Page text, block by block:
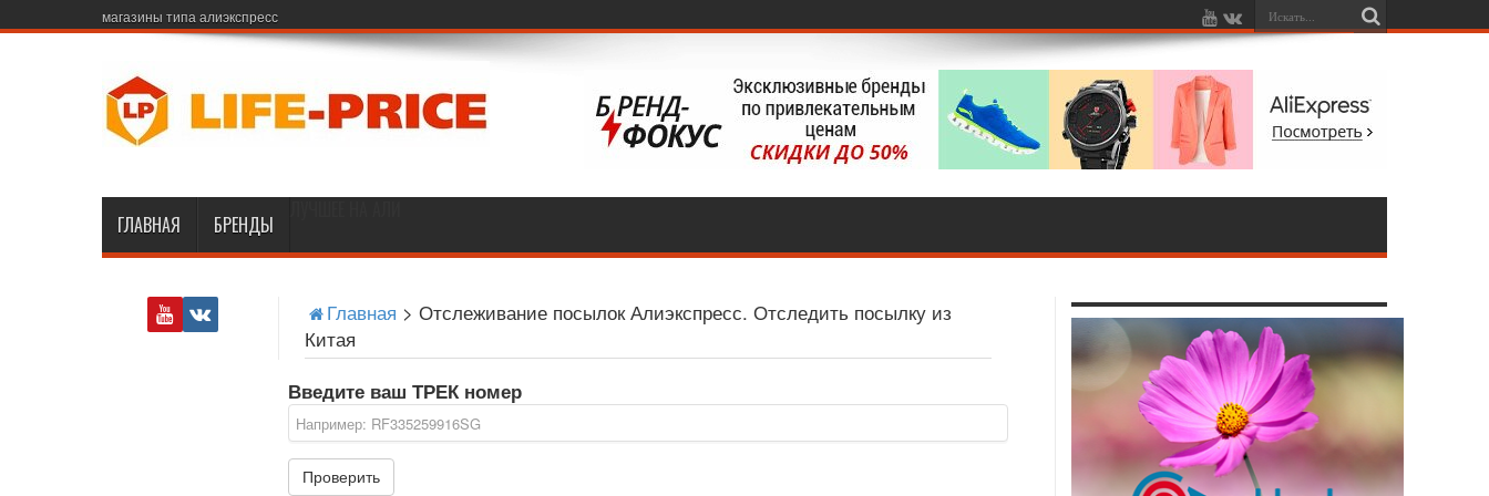
магазины типа алиэкспресс
ГЛАВНАЯ БРЕНДЫ
Главная > Отслеживание посылок Алиэкспресс. Отследить посылку из
Китая
Введите ваш ТРЕК номер
Проверить